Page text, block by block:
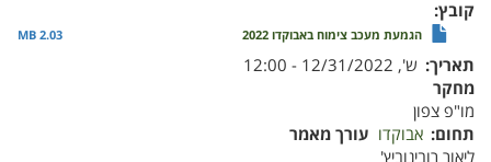
קובץ
הגמעת מעכב צימוח באבוקדו 2022 2.03 MB
תאריך ש', 12/31/2022 - 12:00
מחקר
מו"פ צפון
תחום אבוקדו עורך מאמר
ליאור רובינוביץ'